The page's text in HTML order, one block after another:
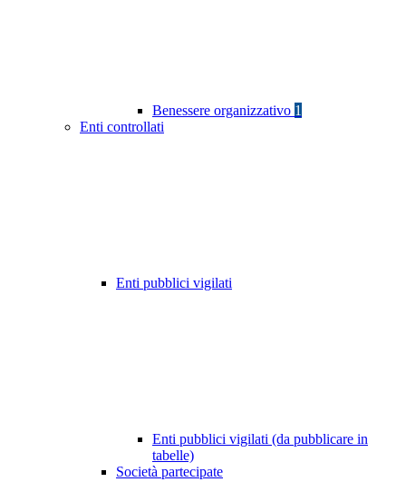
Benessere organizzativo 1
Enti controllati
Enti pubblici vigilati
Enti pubblici vigilati (da pubblicare in
tabelle)
Società partecipate